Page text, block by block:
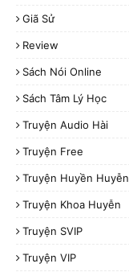
Giã Sử
Review
Sách Nói Online
Sách Tâm Lý Học
Truyện Audio Hài
Truyện Free
Truyện Huyền Huyễn
Truyện Khoa Huyễn
Truyện SVIP
Truyện VIP